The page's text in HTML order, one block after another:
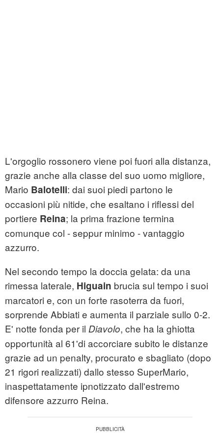
L'orgoglio rossonero viene poi fuori alla distanza,
grazie anche alla classe del suo uomo migliore,
Mario Balotelli: dai suoi piedi partono le
occasioni più nitide, che esaltano i riflessi del
portiere Reina; la prima frazione termina
comunque col - seppur minimo - vantaggio
azzurro.
Nel secondo tempo la doccia gelata: da una
rimessa laterale, Higuain brucia sul tempo i suoi
marcatori e, con un forte rasoterra da fuori,
sorprende Abbiati e aumenta il parziale sullo 0-2.
E' notte fonda per il Diavolo, che ha la ghiotta
opportunità al 61'di accorciare subito le distanze
grazie ad un penalty, procurato e sbagliato (dopo
21 rigori realizzati) dallo stesso SuperMario,
inaspettatamente ipnotizzato dall'estremo
difensore azzurro Reina.